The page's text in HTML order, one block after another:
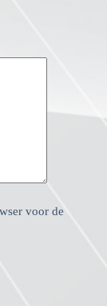
voor de